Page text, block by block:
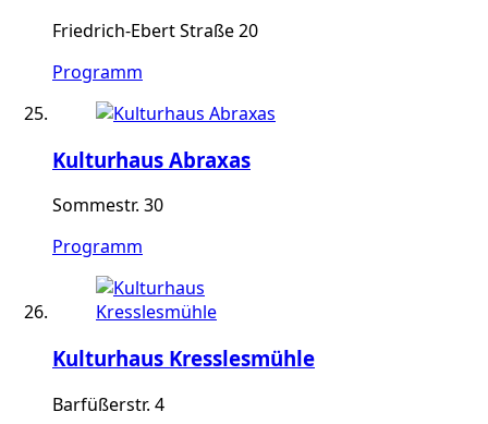
Friedrich-Ebert Straße 20
Programm
Kulturhaus Abraxas
Sommestr. 30
Programm
Kulturhaus Kresslesmühle
Barfüßerstr. 4